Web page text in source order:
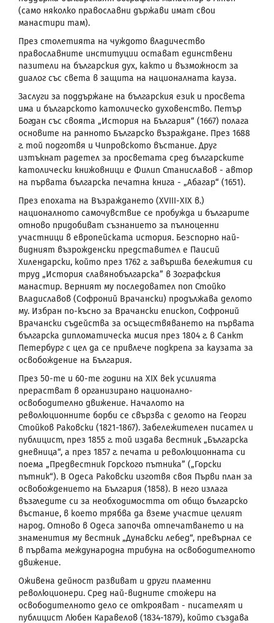
(само няколко православни държави имат свои
манастири там).
През столетията на чуждото владичество
православните институции остават единствени
пазители на българския дух, както и възможност за
диалог със света в защита на националната кауза.
Заслуги за поддържане на българския език и просвета
има и българското католическо духовенство. Петър
Богдан със своята „История на България“ (1667) полага
основите на ранното Българско възраждане. През 1688
г. той подготвя и Чипровското въстание. Друг
изтъкнат радетел за просветата сред българските
католически книжовници е Филип Станиславов - автор
на първата българска печатна книга - „Абагар“ (1651).
През епохата на Възраждането (XVIII-XIX в.)
националното самочувствие се пробужда и българите
отново придобиват съзнанието за пълноценни
участници в европейската история. Безспорно най-
видният възрожденски представител е Паисий
Хилендарски, който през 1762 г. завършва бележития си
труд „История славянобългарска” в Зографския
манастир. Верният му последовател поп Стойко
Владиславов (Софроний Врачански) продължава делото
му. Избран по-късно за Врачански епископ, Софроний
Врачански съдейства за осъществяването на първата
българска дипломатическа мисия през 1804 г. в Санкт
Петербург с цел да се привлече подкрепа за каузата за
освобождение на България.
През 50-те и 60-те години на XIX век усилията
прерастват в организирано национално-
освободително движение. Началото на
революционните борби се свързва с делото на Георги
Стойков Раковски (1821-1867). Забележителен писател и
публицист, през 1855 г. той издава вестник „Българска
дневница“, а през 1857 г. печата и революционната си
поема „Предвестник Горского пътника” („Горски
пътник“). В Одеса Раковски изготвя своя Първи план за
освобождението на България (1858). В него излага
възгледите си за необходимостта от общо българско
въстание, в което трябва да вземе участие целият
народ. Отново в Одеса започва отпечатването и на
знаменития му вестник „Дунавски лебед“, превърнал се
в първата международна трибуна на освободителното
движение.
Оживена дейност развиват и други пламенни
революционери. Сред най-видните стожери на
освободителното дело се открояват - писателят и
публицист Любен Каравелов (1834-1879), който създава